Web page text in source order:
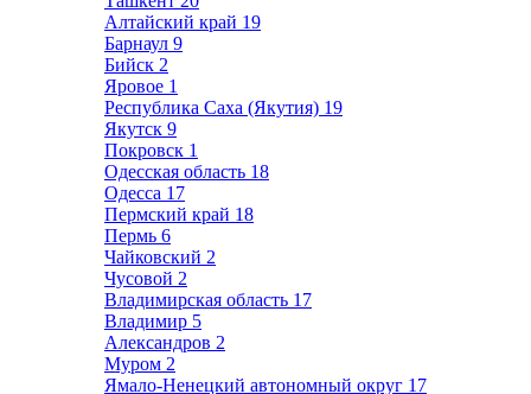
Алтайский край 19
Барнаул 9
Бийск 2
Яровое 1
Республика Саха (Якутия) 19
Якутск 9
Покровск 1
Одесская область 18
Одесса 17
Пермский край 18
Пермь 6
Чайковский 2
Чусовой 2
Владимирская область 17
Владимир 5
Александров 2
Муром 2
Ямало-Ненецкий автономный округ 17